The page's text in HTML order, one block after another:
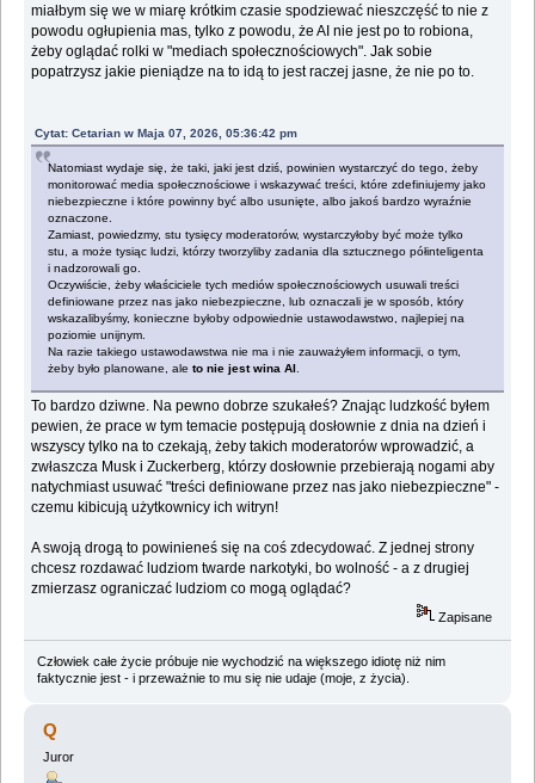
miałbym się we w miarę krótkim czasie spodziewać nieszczęść to nie z
powodu ogłupienia mas, tylko z powodu, że AI nie jest po to robiona,
żeby oglądać rolki w "mediach społecznościowych". Jak sobie
popatrzysz jakie pieniądze na to idą to jest raczej jasne, że nie po to.
Cytat: Cetarian w Maja 07, 2026, 05:36:42 pm
Natomiast wydaje się, że taki, jaki jest dziś, powinien wystarczyć do tego, żeby
monitorować media społecznościowe i wskazywać treści, które zdefiniujemy jako
niebezpieczne i które powinny być albo usunięte, albo jakoś bardzo wyraźnie
oznaczone.
Zamiast, powiedzmy, stu tysięcy moderatorów, wystarczyłoby być może tylko
stu, a może tysiąc ludzi, którzy tworzyliby zadania dla sztucznego półinteligenta
i nadzorowali go.
Oczywiście, żeby właściciele tych mediów społecznościowych usuwali treści
definiowane przez nas jako niebezpieczne, lub oznaczali je w sposób, który
wskazalibyśmy, konieczne byłoby odpowiednie ustawodawstwo, najlepiej na
poziomie unijnym.
Na razie takiego ustawodawstwa nie ma i nie zauważyłem informacji, o tym,
żeby było planowane, aleto nie jest wina AI
To bardzo dziwne. Na pewno dobrze szukałeś? Znając ludzkość byłem
pewien, że prace w tym temacie postępują dosłownie z dnia na dzień i
wszyscy tylko na to czekają, żeby takich moderatorów wprowadzić, a
zwłaszcza Musk i Zuckerberg, którzy dosłownie przebierają nogami aby
natychmiast usuwać "treści definiowane przez nas jako niebezpieczne" -
czemu kibicują użytkownicy ich witryn!
A swoją drogą to powinieneś się na coś zdecydować. Z jednej strony
chcesz rozdawać ludziom twarde narkotyki, bo wolność - a z drugiej
zmierzasz ograniczać ludziom co mogą oglądać?
Zapisane
Człowiek całe życie próbuje nie wychodzić na większego idiotę niż nim
faktycznie jest - i przeważnie to mu się nie udaje (moje, z życia).
Q
Juror